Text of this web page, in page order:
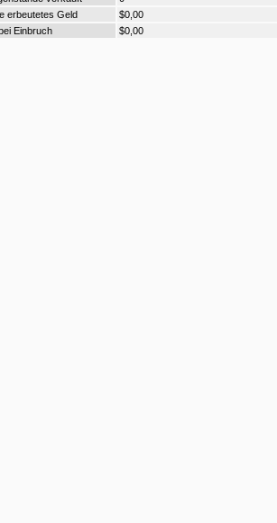
erbeutetes Geld
$0,00
Einbruch
$0,00